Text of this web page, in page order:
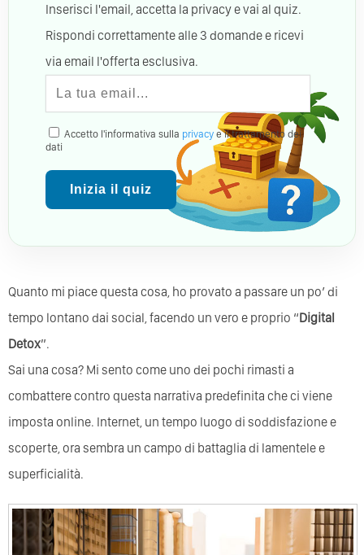
Inserisci l'email, accetta la privacy e vai al quiz.
Rispondi correttamente alle 3 domande e ricevi
via email l'offerta esclusiva.
Accetto l'informativa sulla privacy e il trattamento dei
dati
Inizia il quiz
Quanto mi piace questa cosa, ho provato a passare un po’ di
tempo lontano dai social, facendo un vero e proprio “Digital
Detox”.
Sai una cosa? Mi sento come uno dei pochi rimasti a
combattere contro questa narrativa predefinita che ci viene
imposta online. Internet, un tempo luogo di soddisfazione e
scoperte, ora sembra un campo di battaglia di lamentele e
superficialità.